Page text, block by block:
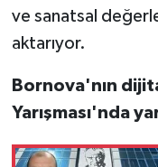
ve sanatsal
aktarıyor.
Bornova'nın
Yarışması'nda